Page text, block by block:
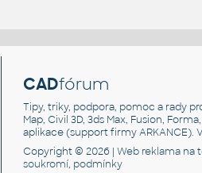
CADfórum
Tipy, triky, podpora, pomoc a rady
Map, Civil 3D, 3ds Max, Fusion,
aplikace (support firmy ARKANCE).
Copyright © 2026 |Web reklama na
soukromí, podmínky